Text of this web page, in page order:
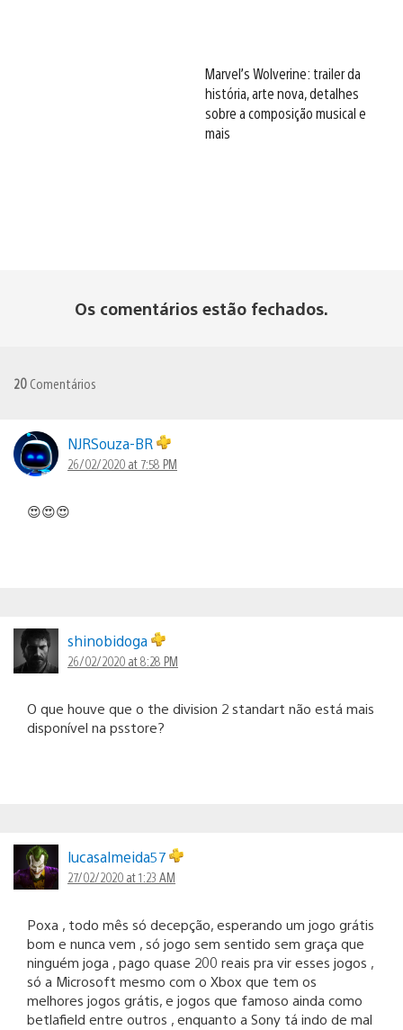
Marvel’s Wolverine: trailer da
história, arte nova, detalhes
sobre a composição musical e
mais
Os comentários estão fechados.
20 Comentários
NJRSouza-BR
26/02/2020 at 7:58 PM
😍😍😍
shinobidoga
26/02/2020 at 8:28 PM
O que houve que o the division 2 standart não está mais
disponível na psstore?
lucasalmeida57
27/02/2020 at 1:23 AM
Poxa , todo mês só decepção, esperando um jogo grátis
bom e nunca vem , só jogo sem sentido sem graça que
ninguém joga , pago quase 200 reais pra vir esses jogos ,
só a Microsoft mesmo com o Xbox que tem os
melhores jogos grátis, e jogos que famoso ainda como
betlafield entre outros , enquanto a Sony tá indo de mal